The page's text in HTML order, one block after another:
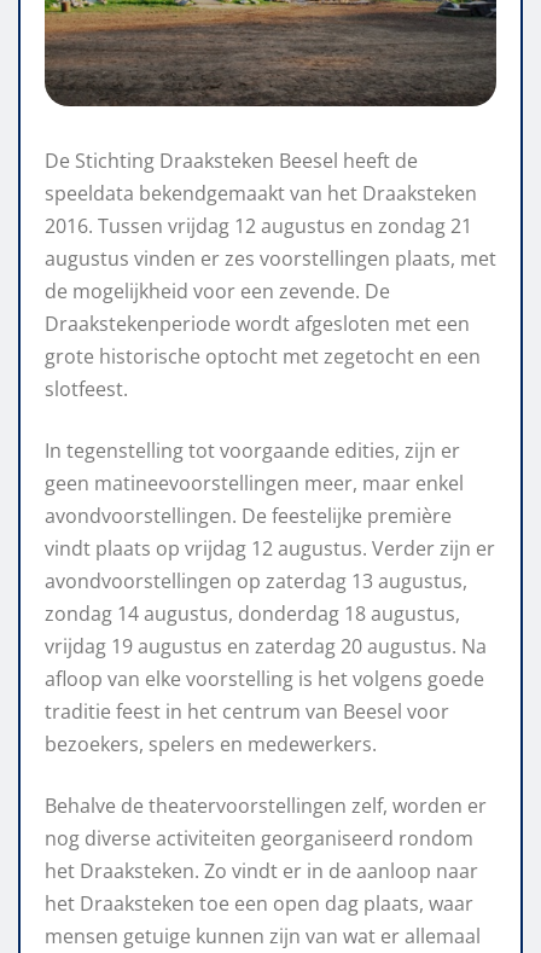
De Stichting Draaksteken Beesel heeft de
speeldata bekendgemaakt van het Draaksteken
2016. Tussen vrijdag 12 augustus en zondag 21
augustus vinden er zes voorstellingen plaats, met
de mogelijkheid voor een zevende. De
Draakstekenperiode wordt afgesloten met een
grote historische optocht met zegetocht en een
slotfeest.
In tegenstelling tot voorgaande edities, zijn er
geen matineevoorstellingen meer, maar enkel
avondvoorstellingen. De feestelijke première
vindt plaats op vrijdag 12 augustus. Verder zijn er
avondvoorstellingen op zaterdag 13 augustus,
zondag 14 augustus, donderdag 18 augustus,
vrijdag 19 augustus en zaterdag 20 augustus. Na
afloop van elke voorstelling is het volgens goede
traditie feest in het centrum van Beesel voor
bezoekers, spelers en medewerkers.
Behalve de theatervoorstellingen zelf, worden er
nog diverse activiteiten georganiseerd rondom
het Draaksteken. Zo vindt er in de aanloop naar
het Draaksteken toe een open dag plaats, waar
mensen getuige kunnen zijn van wat er allemaal